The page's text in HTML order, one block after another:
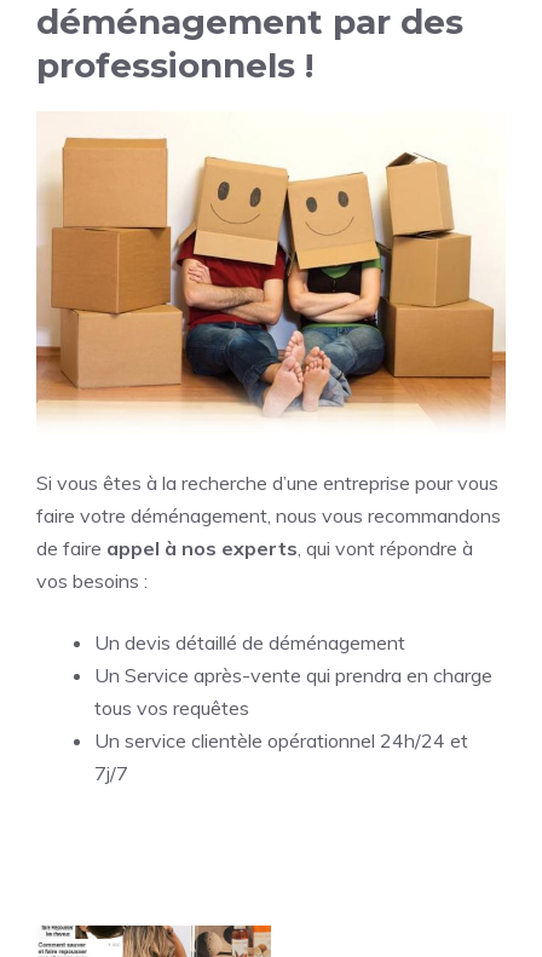
déménagement par des
professionnels !
Si vous êtes à la recherche d’une entreprise pour vous
faire votre déménagement, nous vous recommandons
de faire appel à nos experts , qui vont répondre à
vos besoins :
Un devis détaillé de déménagement
Un Service après-vente qui prendra en charge
tous vos requêtes
Un service clientèle opérationnel 24h/24 et
7j/7